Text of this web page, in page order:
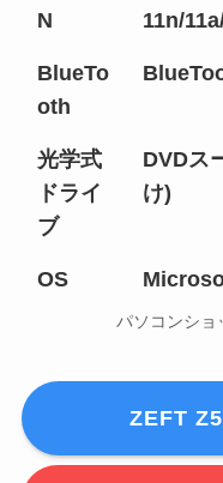
N
11n/
BlueTo
oth
光学式
ドライ
ブ
DVDス
け)
OS
パソコンショ
ZEFT